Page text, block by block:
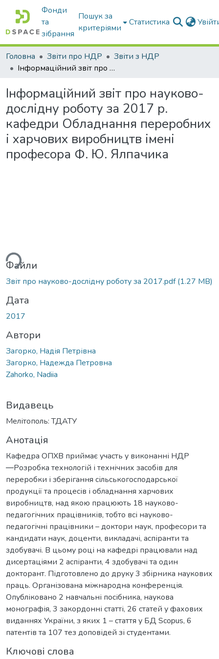
Фонди
та
зібрання
Пошук за
критеріями
Статистика
Головна Звіти про НДР
Звіти з НДР
Інформаційний звіт про науково-дослідну роботу за 2017 р. кафедри Обладнання переробних і харчових виробництв імені професора Ф. Ю. Ялпачика
Інформаційний звіт про науково-
дослідну роботу за 2017 р.
кафедри Обладнання переробних
і харчових виробництв імені
професора Ф. Ю. Ялпачика
Файли
Звіт про науково-дослідну роботу за 2017.pdf(1.27 MB)
Дата
2017
Автори
Загорко, Надія Петрівна
Загорко, Надежда Петровна
Zahorko, Nadiia
Видавець
Мелітополь: ТДАТУ
Анотація
Кафедра ОПХВ приймає участь у виконанні НДР
―Розробка технологій і технічних засобів для
переробки і зберігання сільськогосподарської
продукції та процесів і обладнання харчових
виробництв, над якою працюють 18 науково-
педагогічних працівників, тобто всі науково-
педагогічні працівники – доктори наук, професори та
кандидати наук, доценти, викладачі, аспіранти та
здобувачі. В цьому році на кафедрі працювали над
дисертаціями 2 аспіранти, 4 здобувачі та один
докторант. Підготовлено до друку 3 збірника наукових
праць. Організована міжнародна конференція.
Опубліковано 2 навчальні посібника, наукова
монографія, 3 закордонні статті, 26 статей у фахових
виданнях України, з яких 1 – стаття у БД Scopus, 6
патентів та 107 тез доповідей зі студентами.
Ключові слова